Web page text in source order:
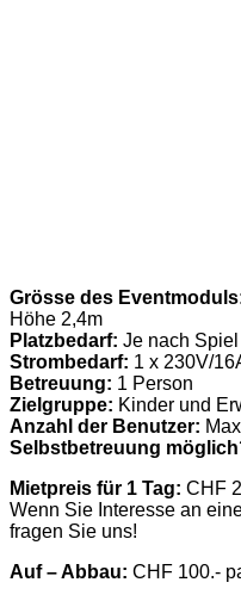
Grösse des
Höhe 2,4m
Platzbedarf: Je nach
Strombedarf: 1 x 230V/
Betreuung: 1 Person
Zielgruppe: Kinder und
Anzahl der Benutzer:
Selbstbetreuung
Mietpreis für 1 Tag: CHF
Wenn Sie Interesse an
fragen Sie uns!
Auf – Abbau: CHF 100.-